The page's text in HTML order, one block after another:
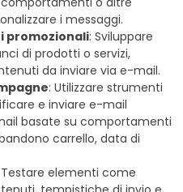
i messaggi.
promozionali: Sviluppare
di prodotti o servizi,
da inviare via e-mail.
: Utilizzare strumenti
e inviare e-mail
basate su comportamenti
carrello, data di
Testare elementi come